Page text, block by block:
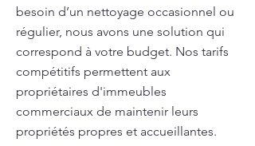
besoin d’un nettoyage occasionnel ou
régulier, nous avons une solution qui
correspond à votre budget. Nos tarifs
compétitifs permettent aux
propriétaires d'immeubles
commerciaux de maintenir leurs
propriétés propres et accueillantes.